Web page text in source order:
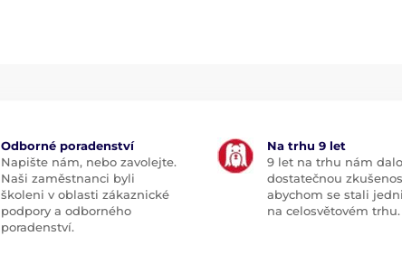
Odborné poradenství
Napište nám, nebo zavolejte.
Naši zaměstnanci byli
školeni v oblasti zákaznické
podpory a odborného
poradenství.
Na trhu 9 let
9 let na trhu nám dalo
dostatečnou
abychom se stali
na celosvětovém trhu.